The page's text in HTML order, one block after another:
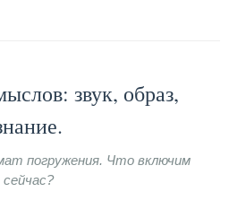
звук, образ,
погружения. Что включим
сейчас?